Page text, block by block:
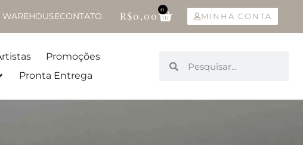
CONTATO R$0,00
0
MINHA CONTA
Promoções
Pronta Entrega